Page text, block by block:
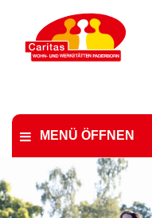
MENÜ ÖFFNEN